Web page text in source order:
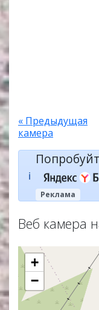
« Предыдущая
камера
ℹ️
Реклама
Веб камера
+
−